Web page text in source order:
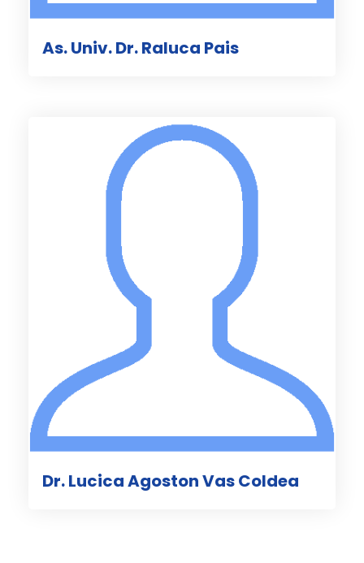
As. Univ. Dr. Raluca Pais
Dr. Lucica Agoston Vas Coldea